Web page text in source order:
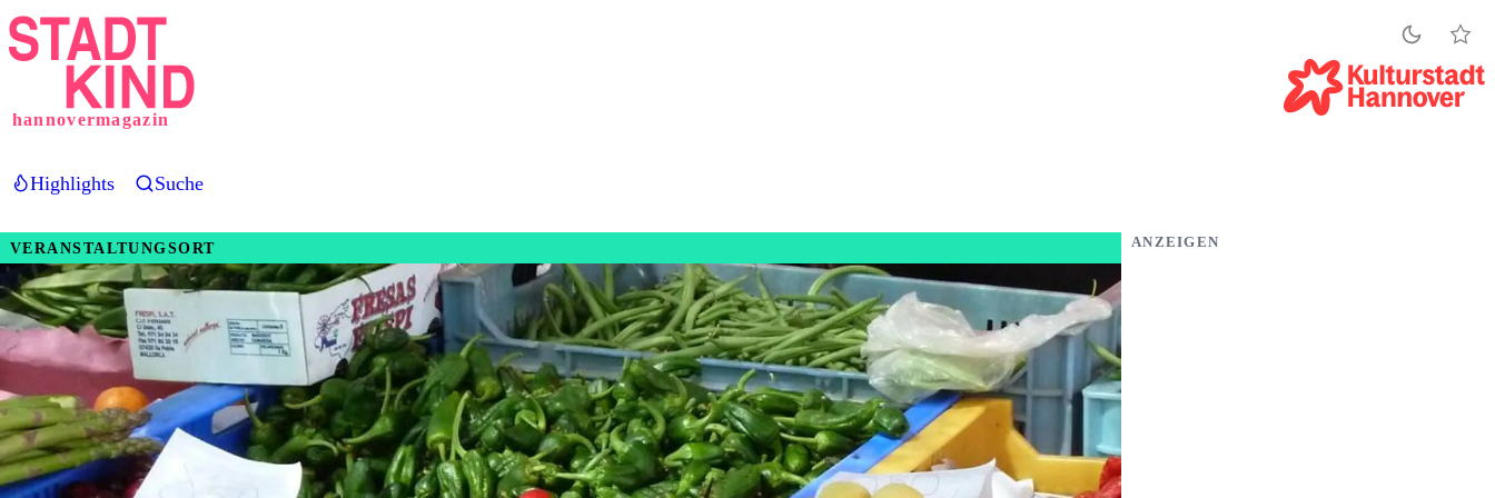
Direkt
zum
hannovermagazin
Highlights Suche
VERANSTALTUNGSORT ANZEIGEN